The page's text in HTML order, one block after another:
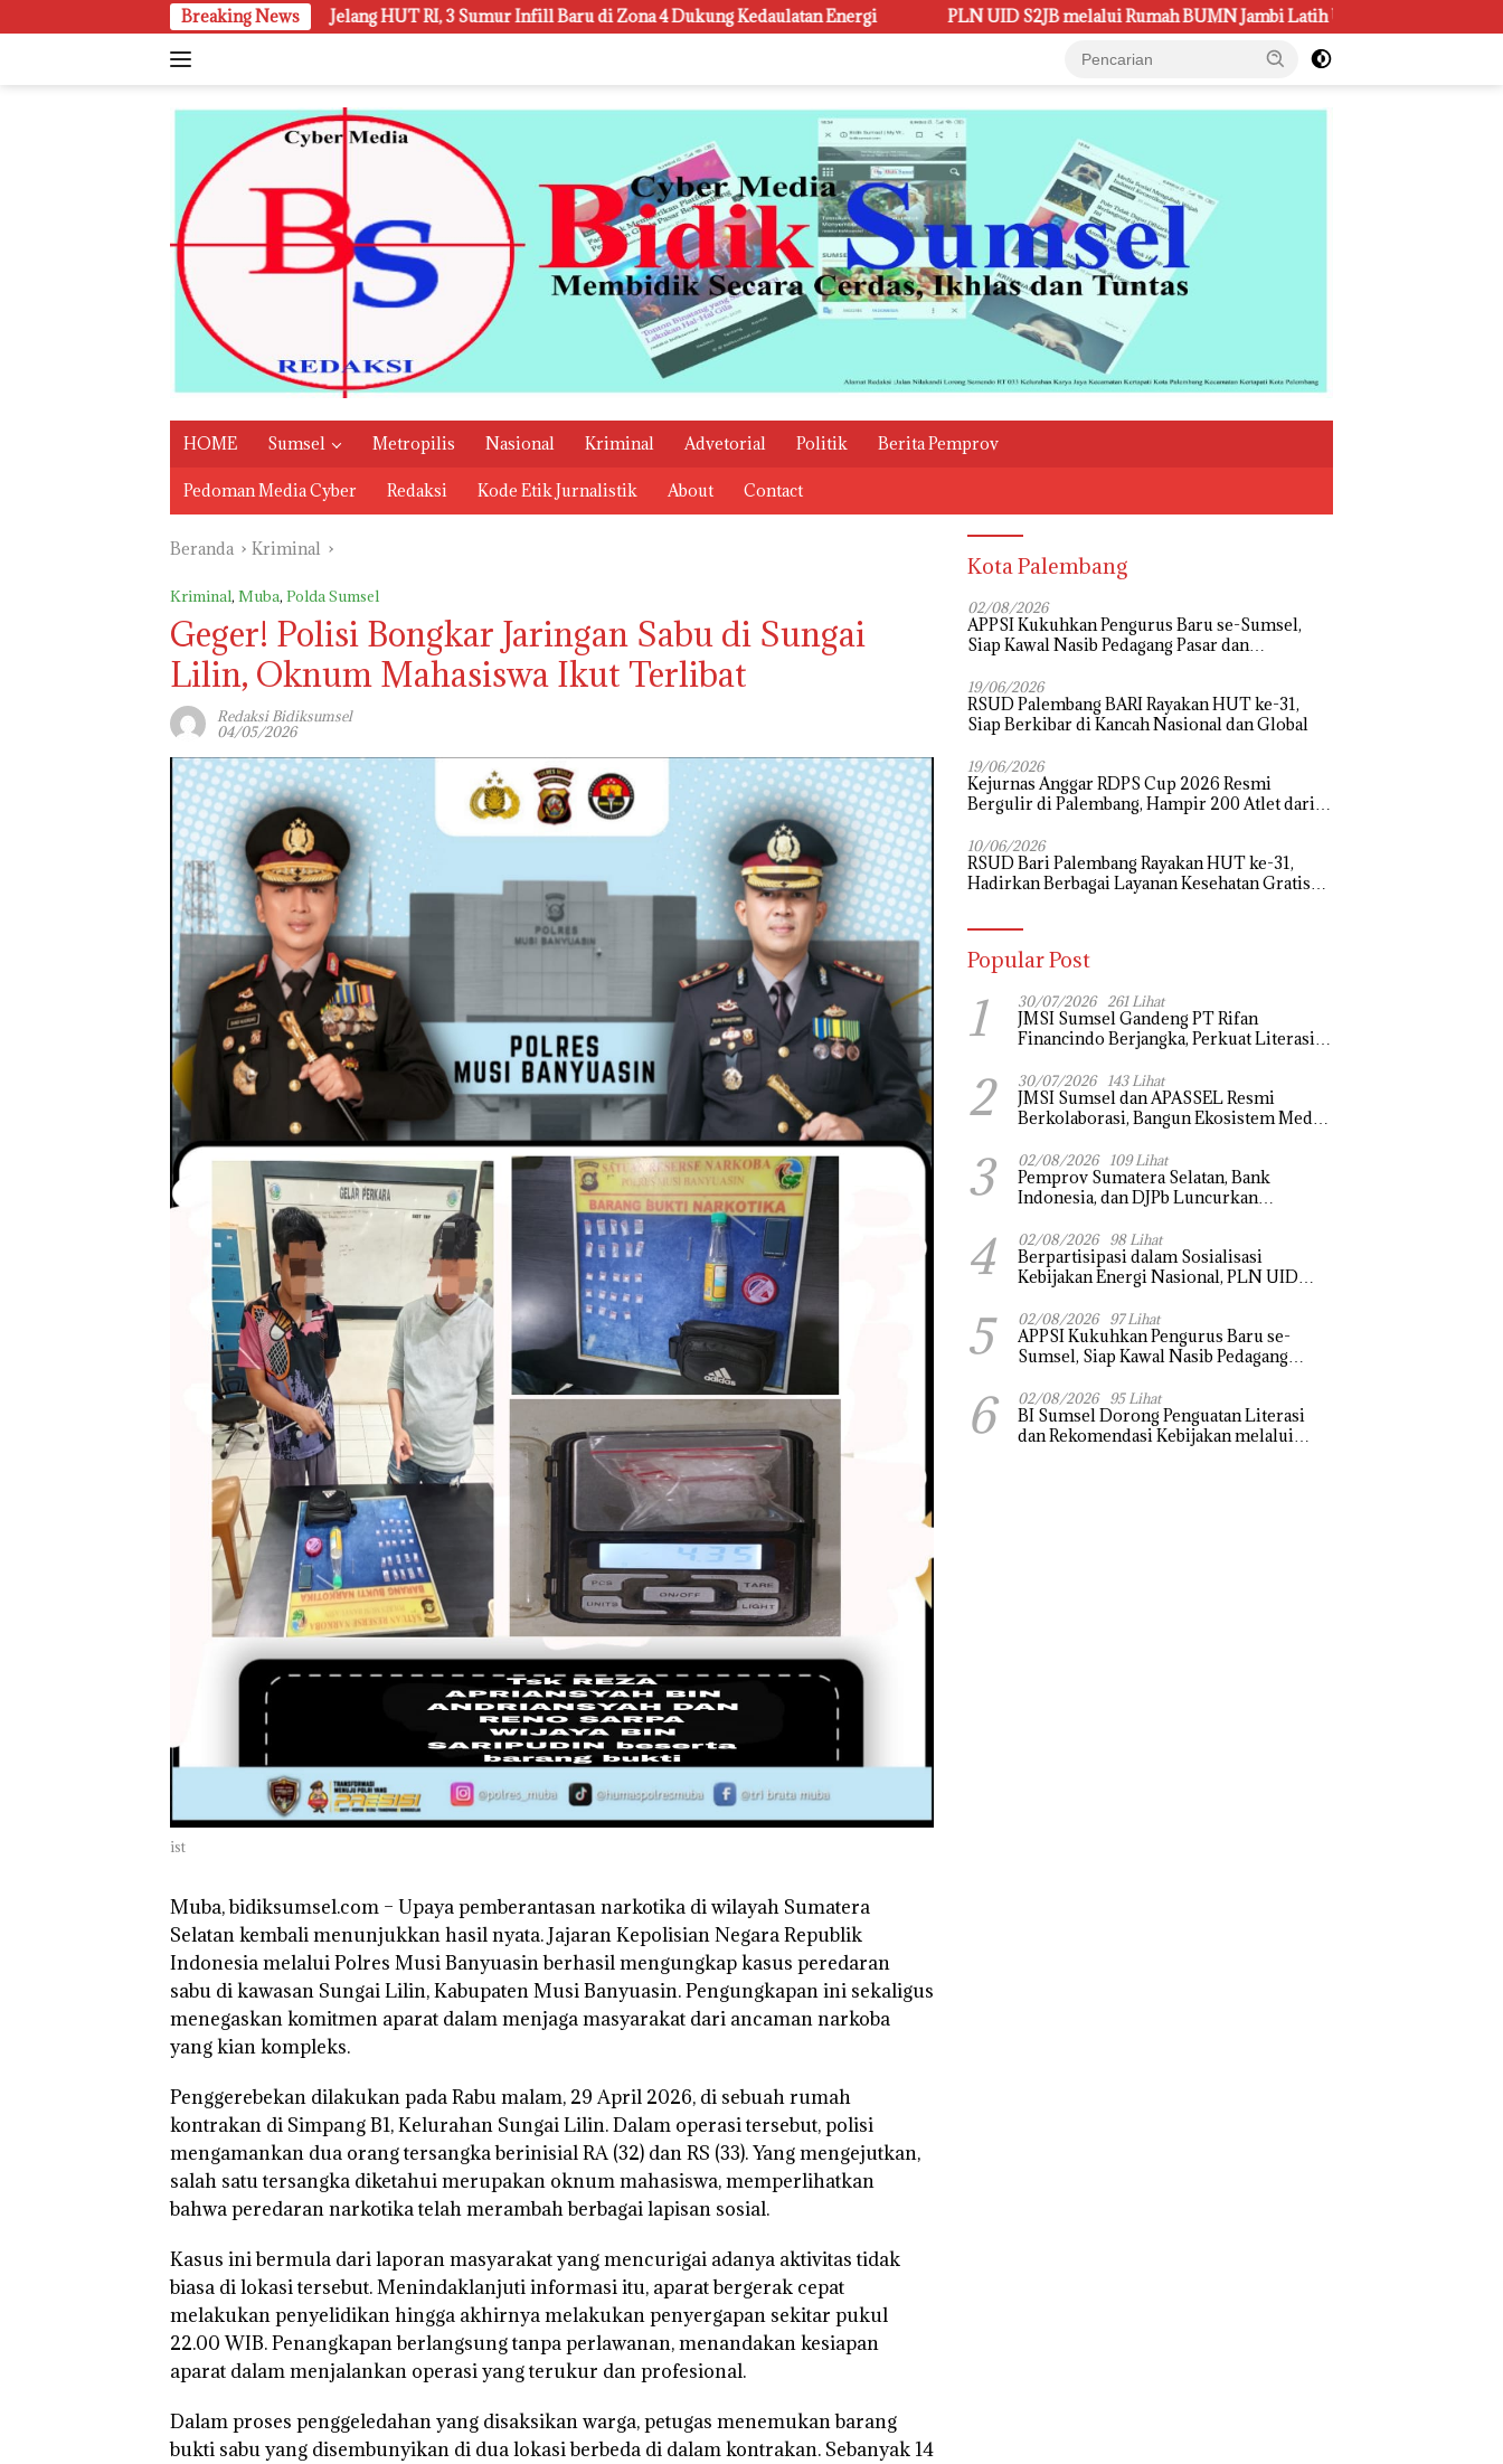
ke
Breaking News
Jelang HUT RI, 3 Sumur Infill Baru di Zona 4 Dukung Kedaulatan Energi PLN UID S2JB melalui Rumah BUMN Jambi Latih UMKM Optimalkan Website untuk Pasar Ekspor
HOME Sumsel Metropilis Nasional Kriminal Advetorial Politik Berita Pemprov
Pedoman Media Cyber Redaksi Kode Etik Jurnalistik About Contact
Beranda Kriminal
Kriminal, Muba, Polda Sumsel
Geger! Polisi Bongkar Jaringan Sabu di Sungai
Lilin, Oknum Mahasiswa Ikut Terlibat
Redaksi Bidiksumsel
04/05/2026
ist
Muba, bidiksumsel.com – Upaya pemberantasan narkotika di wilayah Sumatera
Selatan kembali menunjukkan hasil nyata. JajaranKepolisian Negara Republik
IndonesiamelaluiPolres Musi Banyuasinberhasil mengungkap kasus peredaran
sabu di kawasan Sungai Lilin, Kabupaten Musi Banyuasin. Pengungkapan ini sekaligus
menegaskan komitmen aparat dalam menjaga masyarakat dari ancaman narkoba
yang kian kompleks.
Penggerebekan dilakukan pada Rabu malam, 29 April 2026, di sebuah rumah
kontrakan di Simpang B1, Kelurahan Sungai Lilin. Dalam operasi tersebut, polisi
mengamankan dua orang tersangka berinisial RA (32) dan RS (33). Yang mengejutkan,
salah satu tersangka diketahui merupakan oknum mahasiswa, memperlihatkan
bahwa peredaran narkotika telah merambah berbagai lapisan sosial.
Kasus ini bermula dari laporan masyarakat yang mencurigai adanya aktivitas tidak
biasa di lokasi tersebut. Menindaklanjuti informasi itu, aparat bergerak cepat
melakukan penyelidikan hingga akhirnya melakukan penyergapan sekitar pukul
22.00 WIB. Penangkapan berlangsung tanpa perlawanan, menandakan kesiapan
aparat dalam menjalankan operasi yang terukur dan profesional.
Dalam proses penggeledahan yang disaksikan warga, petugas menemukan barang
bukti sabu yang disembunyikan di dua lokasi berbeda di dalam kontrakan. Sebanyak 14
Kota Palembang
02/08/2026
APPSI Kukuhkan Pengurus Baru se-Sumsel,
Siap Kawal Nasib Pedagang Pasar dan
19/06/2026
RSUD Palembang BARI Rayakan HUT ke-31,
Siap Berkibar di Kancah Nasional dan Global
19/06/2026
Kejurnas Anggar RDPS Cup 2026 Resmi
Bergulir di Palembang, Hampir 200 Atlet dari
10/06/2026
RSUD Bari Palembang Rayakan HUT ke-31,
Hadirkan Berbagai Layanan Kesehatan Gratis
Popular Post
1 30/07/2026 261 Lihat
JMSI Sumsel Gandeng PT Rifan
Financindo Berjangka, Perkuat Literasi
2 30/07/2026 143 Lihat
JMSI Sumsel dan APASSEL Resmi
Berkolaborasi, Bangun Ekosistem Media
Dorong Ekonomi Kreatif
3 02/08/2026 109 Lihat
Pemprov Sumatera Selatan, Bank
Indonesia, dan DJPb Luncurkan
untuk Perkuat Ketahanan Pangan dan
Pengendalian Inflasi
4 02/08/2026 98 Lihat
Berpartisipasi dalam Sosialisasi
Kebijakan Energi Nasional, PLN UID
Listrik
5 02/08/2026 97 Lihat
APPSI Kukuhkan Pengurus Baru se-
Sumsel, Siap Kawal Nasib Pedagang
Tradisional
6 02/08/2026 95 Lihat
BI Sumsel Dorong Penguatan Literasi
dan Rekomendasi Kebijakan melalui